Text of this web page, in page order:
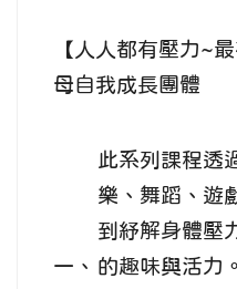
【人人都有壓力~
母自我成長團體
一、
此系列課程透
樂、舞蹈、遊
到紓解身體壓
的趣味與活力